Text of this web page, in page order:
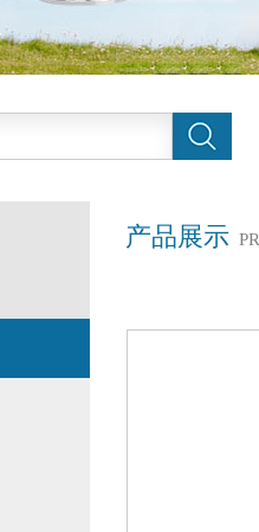
产品展示